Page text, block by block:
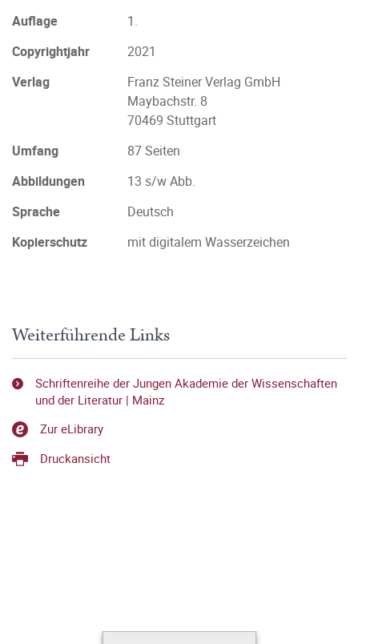
Auflage
1.
Copyrightjahr
2021
Verlag
Franz Steiner Verlag GmbH
Maybachstr. 8
70469 Stuttgart
Umfang
87 Seiten
Abbildungen
13 s/w Abb.
Sprache
Deutsch
Kopierschutz
mit digitalem Wasserzeichen
Weiterführende Links
Schriftenreihe der Jungen Akademie der Wissenschaften
und der Literatur | Mainz
Zur eLibrary
Druckansicht